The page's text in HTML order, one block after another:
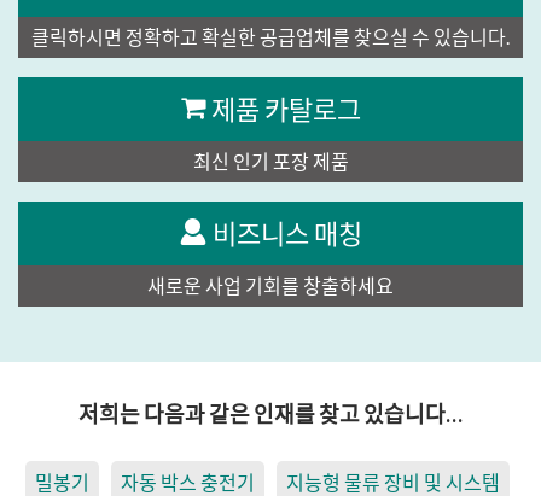
클릭하시면 정확하고 확실한 공급업체를 찾으실 수 있습니다.
제품 카탈로그
최신 인기 포장 제품
비즈니스 매칭
새로운 사업 기회를 창출하세요
저희는 다음과 같은 인재를 찾고 있습니다…
밀봉기 자동 박스 충전기 지능형 물류 장비 및 시스템